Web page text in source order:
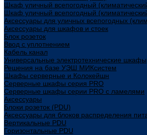
Шкаф уличный всепогодный
Шкаф уличный всепогодный
Аксессуары для уличных всепогодных
Аксессуары для шкафов и стоек
Блок розеток
Ввод с уплотнением
Кабель канал
Универсальные электротехнические шкафы
Решения на базе УЭШ МИКсистем
Шкафы серверные и Колокейшн
Серверные шкафы серия PRO
Серверные шкафы серии PRO с ламелями
Аксессуары
Блоки розеток (PDU)
Аксессуары для блоков распределения
Вертикальные PDU
Горизонтальные PDU